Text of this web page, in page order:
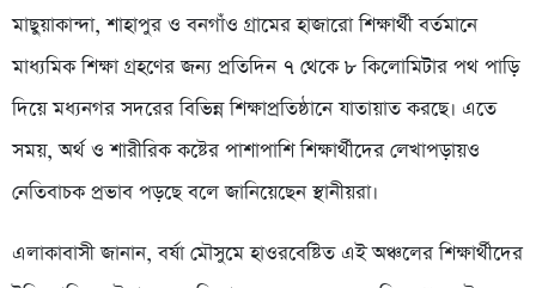
মাছুয়াকান্দা, শাহাপুর ও বনগাঁও গ্রামের হাজারো শিক্ষার্থী বর্তমানে
মাধ্যমিক শিক্ষা গ্রহণের জন্য প্রতিদিন ৭ থেকে ৮ কিলোমিটার পথ পাড়ি
দিয়ে মধ্যনগর সদরের বিভিন্ন শিক্ষাপ্রতিষ্ঠানে যাতায়াত করছে। এতে
সময়, অর্থ ও শারীরিক কষ্টের পাশাপাশি শিক্ষার্থীদের লেখাপড়ায়ও
নেতিবাচক প্রভাব পড়ছে বলে জানিয়েছেন স্থানীয়রা।
এলাকাবাসী জানান, বর্ষা মৌসুমে হাওরবেষ্টিত এই অঞ্চলের শিক্ষার্থীদের